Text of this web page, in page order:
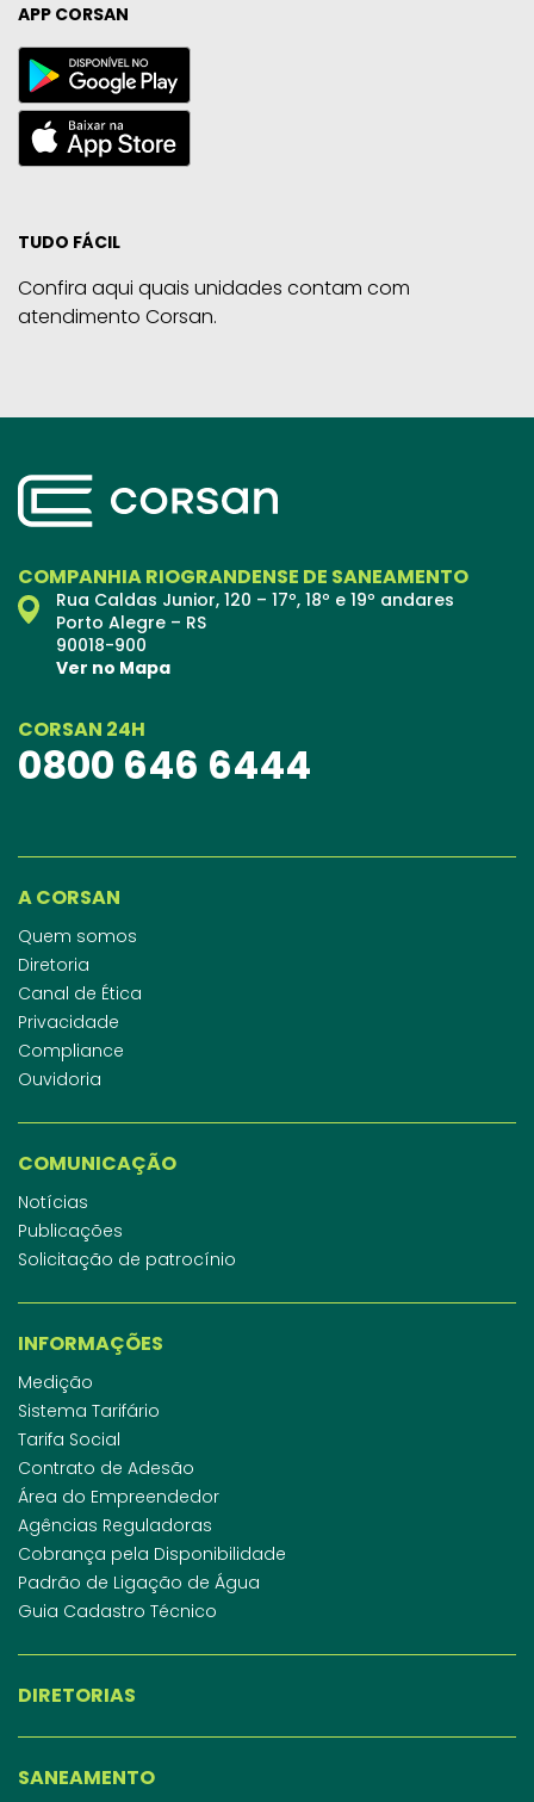
APP CORSAN
TUDO FÁCIL
Confira aqui quais unidades contam com
atendimento Corsan.
COMPANHIA RIOGRANDENSE DE SANEAMENTO
Rua Caldas Junior, 120 – 17º, 18º e 19º andares
Porto Alegre – RS
90018-900
Ver no Mapa
CORSAN 24H
0800 646 6444
A CORSAN
Quem somos
Diretoria
Canal de Ética
Privacidade
Compliance
Ouvidoria
COMUNICAÇÃO
Notícias
Publicações
Solicitação de patrocínio
INFORMAÇÕES
Medição
Sistema Tarifário
Tarifa Social
Contrato de Adesão
Área do Empreendedor
Agências Reguladoras
Cobrança pela Disponibilidade
Padrão de Ligação de Água
Guia Cadastro Técnico
DIRETORIAS
SANEAMENTO